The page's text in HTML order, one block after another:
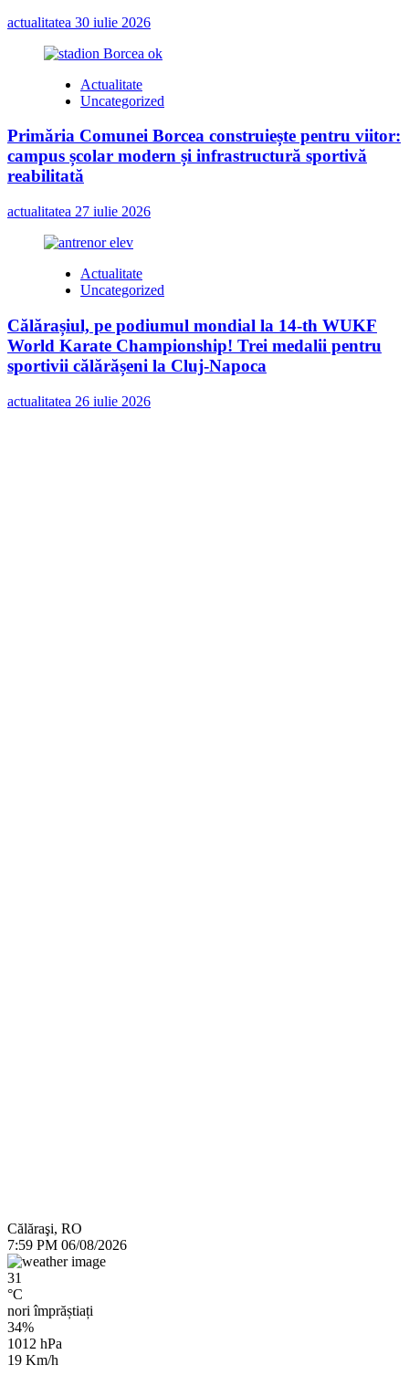
actualitatea 30 iulie 2026
Actualitate
Uncategorized
Primăria Comunei Borcea construiește pentru viitor:
campus școlar modern și infrastructură sportivă
reabilitată
actualitatea 27 iulie 2026
Actualitate
Uncategorized
Călărașiul, pe podiumul mondial la 14-th WUKF
World Karate Championship! Trei medalii pentru
sportivii călărășeni la Cluj-Napoca
actualitatea 26 iulie 2026
Călăraşi, RO
7:59 PM 06/08/2026
31
°C
nori împrăștiați
34%
1012 hPa
19 Km/h